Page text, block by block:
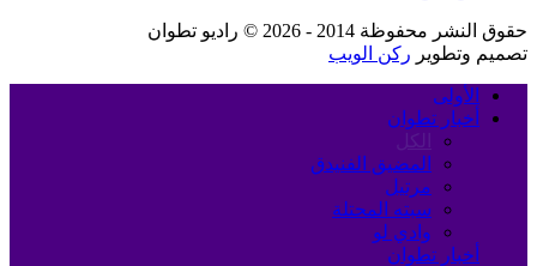
حقوق النشر محفوظة 2014 - 2026 © راديو تطوان
تصميم وتطوير ركن الويب
الأولى
أخبار تطوان
الكل
المضيق الفنيدق
مرتيل
سبته المحتلة
وادي لو
أخبار تطوان